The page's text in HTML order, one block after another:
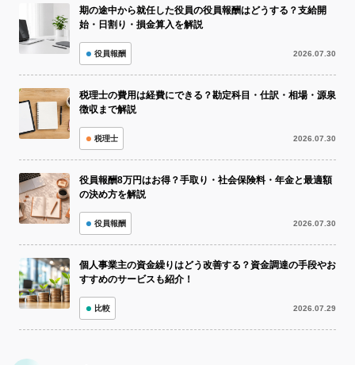
期の途中から就任した役員の役員報酬はどうする？支給開
始・日割り・損金算入を解説
役員報酬 2026.07.30
税理士の費用は経費にできる？勘定科目・仕訳・相場・源泉
徴収まで解説
税理士 2026.07.30
役員報酬8万円はお得？手取り・社会保険料・年金と最適額
の決め方を解説
役員報酬 2026.07.30
個人事業主の資金繰りはどう改善する？資金調達の手段やお
すすめのサービスも紹介！
比較 2026.07.29